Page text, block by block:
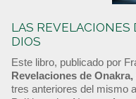
LAS REVELACIONES
DIOS
Este libro, publicado por
Revelaciones de
tres anteriores del mismo